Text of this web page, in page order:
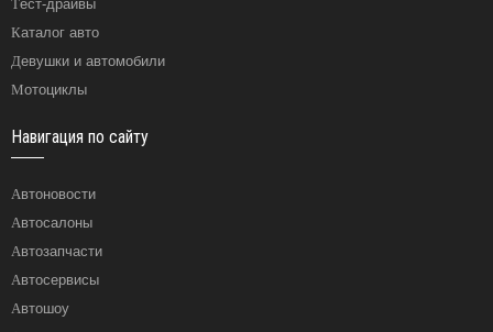
Тест-драйвы
Каталог авто
Девушки и автомобили
Мотоциклы
Навигация по сайту
Автоновости
Автосалоны
Автозапчасти
Автосервисы
Автошоу